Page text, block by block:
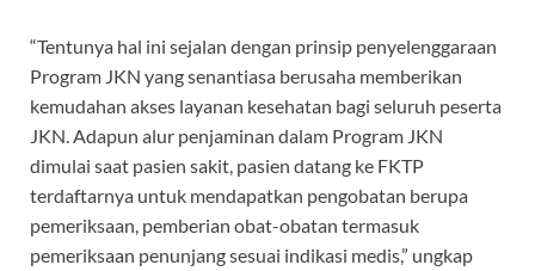
“Tentunya hal ini sejalan dengan prinsip penyelenggaraan
Program JKN yang senantiasa berusaha memberikan
kemudahan akses layanan kesehatan bagi seluruh peserta
JKN. Adapun alur penjaminan dalam Program JKN
dimulai saat pasien sakit, pasien datang ke FKTP
terdaftarnya untuk mendapatkan pengobatan berupa
pemeriksaan, pemberian obat-obatan termasuk
pemeriksaan penunjang sesuai indikasi medis,” ungkap